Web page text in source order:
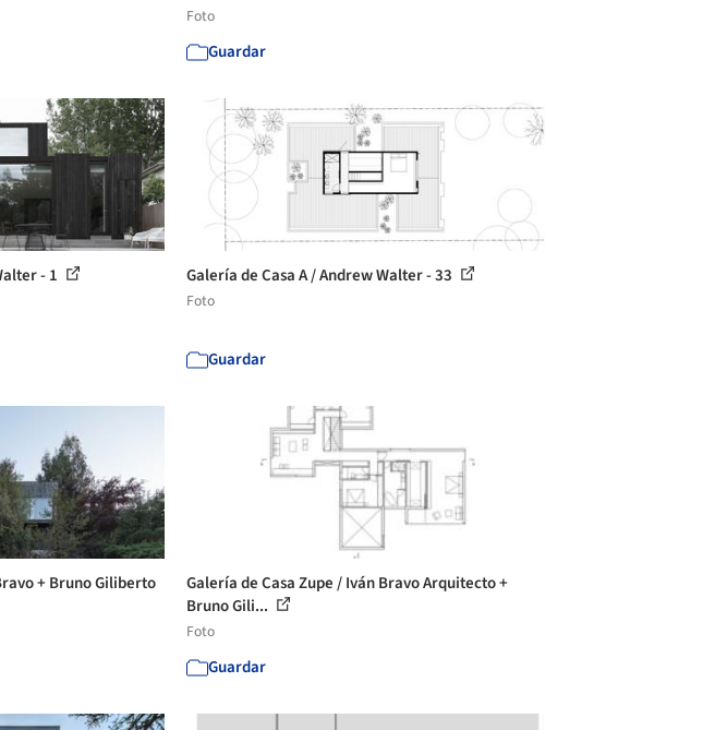
Foto
Guardar
- 1 Galería de Casa A / Andrew Walter - 33
Foto
Guardar
+ Bruno Giliberto
Galería de Casa Zupe / Iván Bravo Arquitecto +
Bruno Gili...
Foto
Guardar